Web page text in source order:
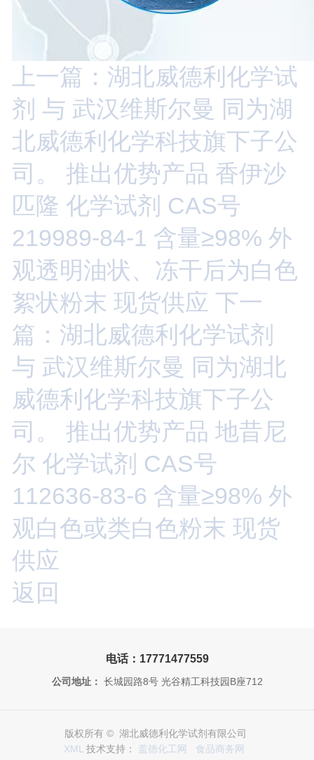
上一篇：湖北威德利化学试
剂 与 武汉维斯尔曼 同为湖
北威德利化学科技旗下子公
司。 推出优势产品 香伊沙
匹隆 化学试剂 CAS号
219989-84-1 含量≥98% 外
观透明油状、冻干后为白色
絮状粉末 现货供应 下一
篇：湖北威德利化学试剂
与 武汉维斯尔曼 同为湖北
威德利化学科技旗下子公
司。 推出优势产品 地昔尼
尔 化学试剂 CAS号
112636-83-6 含量≥98% 外
观白色或类白色粉末 现货
供应
返回
电话：17771477559
公司地址： 长城园路8号 光谷精工科技园B座712
版权所有 © 湖北威德利化学试剂有限公司
XML 技术支持： 盖德化工网 食品商务网